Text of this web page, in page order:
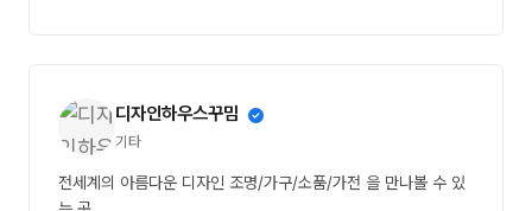
디자인하우스꾸밈
기타
전세계의 아름다운 디자인 조명/가구/소품/가전 을 만나볼 수 있